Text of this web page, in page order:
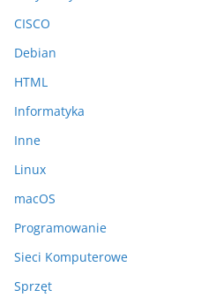
CISCO
Debian
HTML
Informatyka
Inne
Linux
macOS
Programowanie
Sieci Komputerowe
Sprzęt